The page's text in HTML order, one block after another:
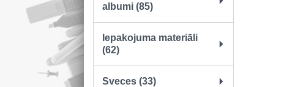
albumi (85)
Iepakojuma materiāli
(62)
Sveces (33)